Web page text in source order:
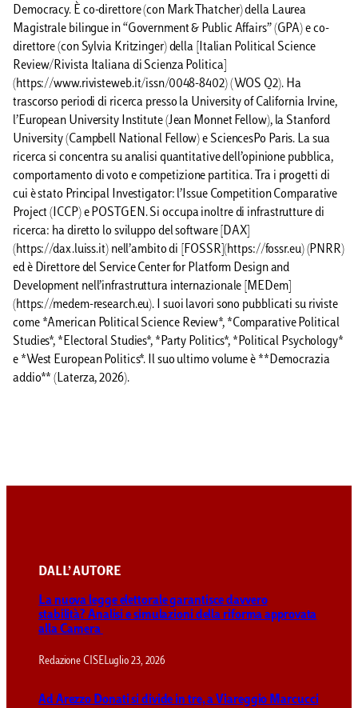
Democracy. È co-direttore (con Mark Thatcher) della Laurea
Magistrale bilingue in “Government & Public Affairs” (GPA) e co-
direttore (con Sylvia Kritzinger) della [Italian Political Science
Review/Rivista Italiana di Scienza Politica]
(https://www.rivisteweb.it/issn/0048-8402) (WOS Q2). Ha
trascorso periodi di ricerca presso la University of California Irvine,
l’European University Institute (Jean Monnet Fellow), la Stanford
University (Campbell National Fellow) e SciencesPo Paris. La sua
ricerca si concentra su analisi quantitative dell’opinione pubblica,
comportamento di voto e competizione partitica. Tra i progetti di
cui è stato Principal Investigator: l’Issue Competition Comparative
Project (ICCP) e POSTGEN. Si occupa inoltre di infrastrutture di
ricerca: ha diretto lo sviluppo del software [DAX]
(https://dax.luiss.it) nell’ambito di [FOSSR](https://fossr.eu) (PNRR)
ed è Direttore del Service Center for Platform Design and
Development nell’infrastruttura internazionale [MEDem]
(https://medem-research.eu). I suoi lavori sono pubblicati su riviste
come *American Political Science Review*, *Comparative Political
Studies*, *Electoral Studies*, *Party Politics*, *Political Psychology*
e *West European Politics*. Il suo ultimo volume è **Democrazia
addio** (Laterza, 2026).
DALL’ AUTORE
La nuova legge elettorale garantisce davvero
stabilità? Analisi e simulazioni della riforma approvata
alla Camera
Redazione CISELuglio 23, 2026
Ad Arezzo Donati si divide in tre, a Viareggio Marcucci